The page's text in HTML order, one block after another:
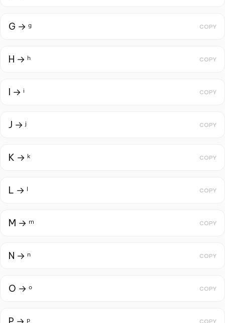
G → ᵍ COPY
H → ʰ COPY
I → ⁱ COPY
J → ʲ COPY
K → ᵏ COPY
L → ˡ COPY
M → ᵐ COPY
N → ⁿ COPY
O → ᵒ COPY
COPY